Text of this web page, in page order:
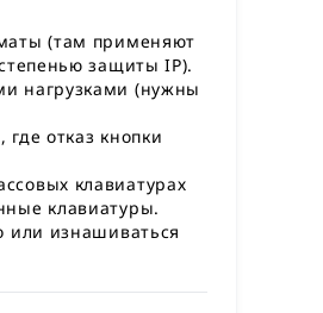
(там применяют
защиты IP).
нагрузками (нужны
отказ кнопки
клавиатурах
клавиатуры.
или изнашиваться